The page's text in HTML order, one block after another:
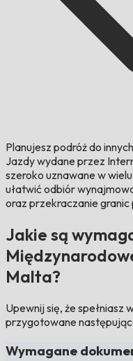
Planujesz podróż do
Jazdy wydane przez
szeroko uznawane w
ułatwić odbiór
oraz przekraczanie
Jakie są
Malta?
Upewnij się, że spełniasz
przygotowane
Wymagane